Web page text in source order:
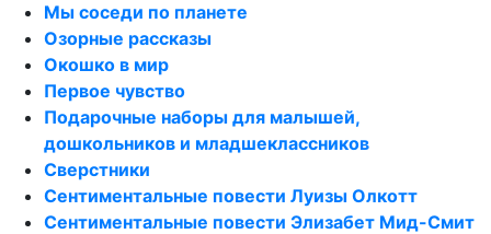
Мы соседи по планете
Озорные рассказы
Окошко в мир
Первое чувство
Подарочные наборы для малышей,
дошкольников и младшеклассников
Сверстники
Сентиментальные повести Луизы Олкотт
Сентиментальные повести Элизабет Мид-Смит